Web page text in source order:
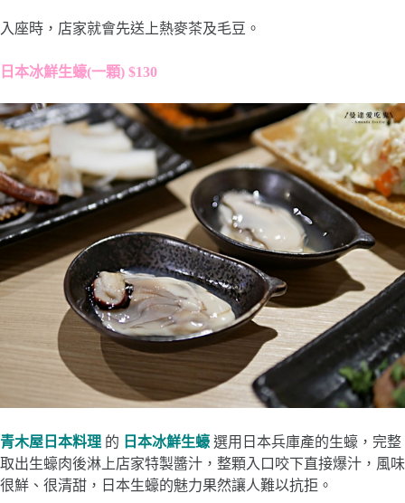
入座時，店家就會先送上熱麥茶及毛豆。
日本冰鮮生蠔(一顆) $130
青木屋日本料理 的 日本冰鮮生蠔 選用日本兵庫產的生蠔，完整
取出生蠔肉後淋上店家特製醬汁，整顆入口咬下直接爆汁，風味
很鮮、很清甜，日本生蠔的魅力果然讓人難以抗拒。